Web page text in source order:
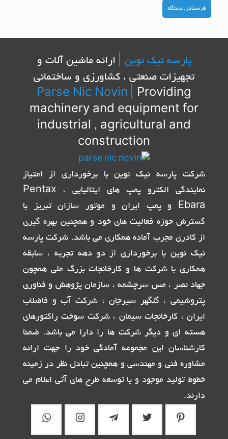
پارسه نیک نوین |
ارائه ماشین آلات و
تجهیزات صنعتی ، کشاورزی و ساختمانی
Parse Nic Novin
Providing
machinery and equipment for
industrial , agricultural and
construction
شرکت پارسه نیک نوین با برخورداری از امتیاز
نمایندگی الکترو پمپ های ایتالیایی Pentax ،
Ebara و پمپ ایران و موتور سازان تبریز با
گسترش حوزه فعالیت های خود و همچنین بهره گیری
از کادری مجرب آماده همکاری می باشد. شرکت پارسه
نیک نوین با برخورداری از دو دهه تجربه ، سابقه
همکاری با شرکت ها و کارخانجات بزرگ ملی همچون
جهاد نصر ، مس سرچشمه ، سازمان پژوهش و فناوری
پتروشیمی ، گلگهر سیرجان ، شرکت آب و فاضلاب
ایران ، کارخانجات سیمان ، شرکت سوخت راکتورهای
هسته ای و دیگر شرکت ها را دارا می باشد. ضمنا
کارشناسان این مجموعه آمادگی خود را جهت ارائه
مشاوره فنی و مهندسی و همچنین تبادل نظر در زمینه
خطوط تولید موجود و یا توسعه طرح های آتی اعلام می
دارند.